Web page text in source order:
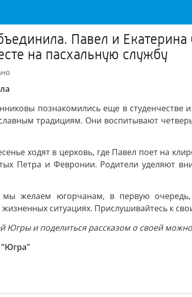
Павел и
на пасхальную службу
познакомились еще в студенчестве
традициям. Они воспитывают
ходят в церковь, где Павел поет на
Петра и Февронии. Родители уделяют
желаем югорчанам, в первую очередь,
ситуациях. Прислушивайтесь к
Югры и поделиться рассказом о своей